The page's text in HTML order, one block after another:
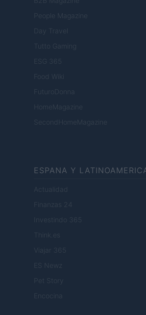
People Magazine
Day Travel
Tutto Gaming
ESG 365
Food Wiki
FuturoDonna
HomeMagazine
SecondHomeMagazine
ESPANA Y
Actualidad
Finanzas 24
Investindo 365
Think.es
Viajar 365
ES Newz
Pet Story
Encocina